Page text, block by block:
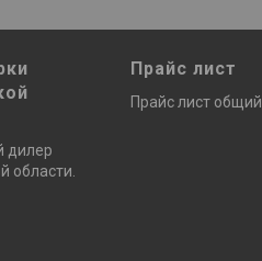
дилер
области.
Прайс лист
Прайс лист общий